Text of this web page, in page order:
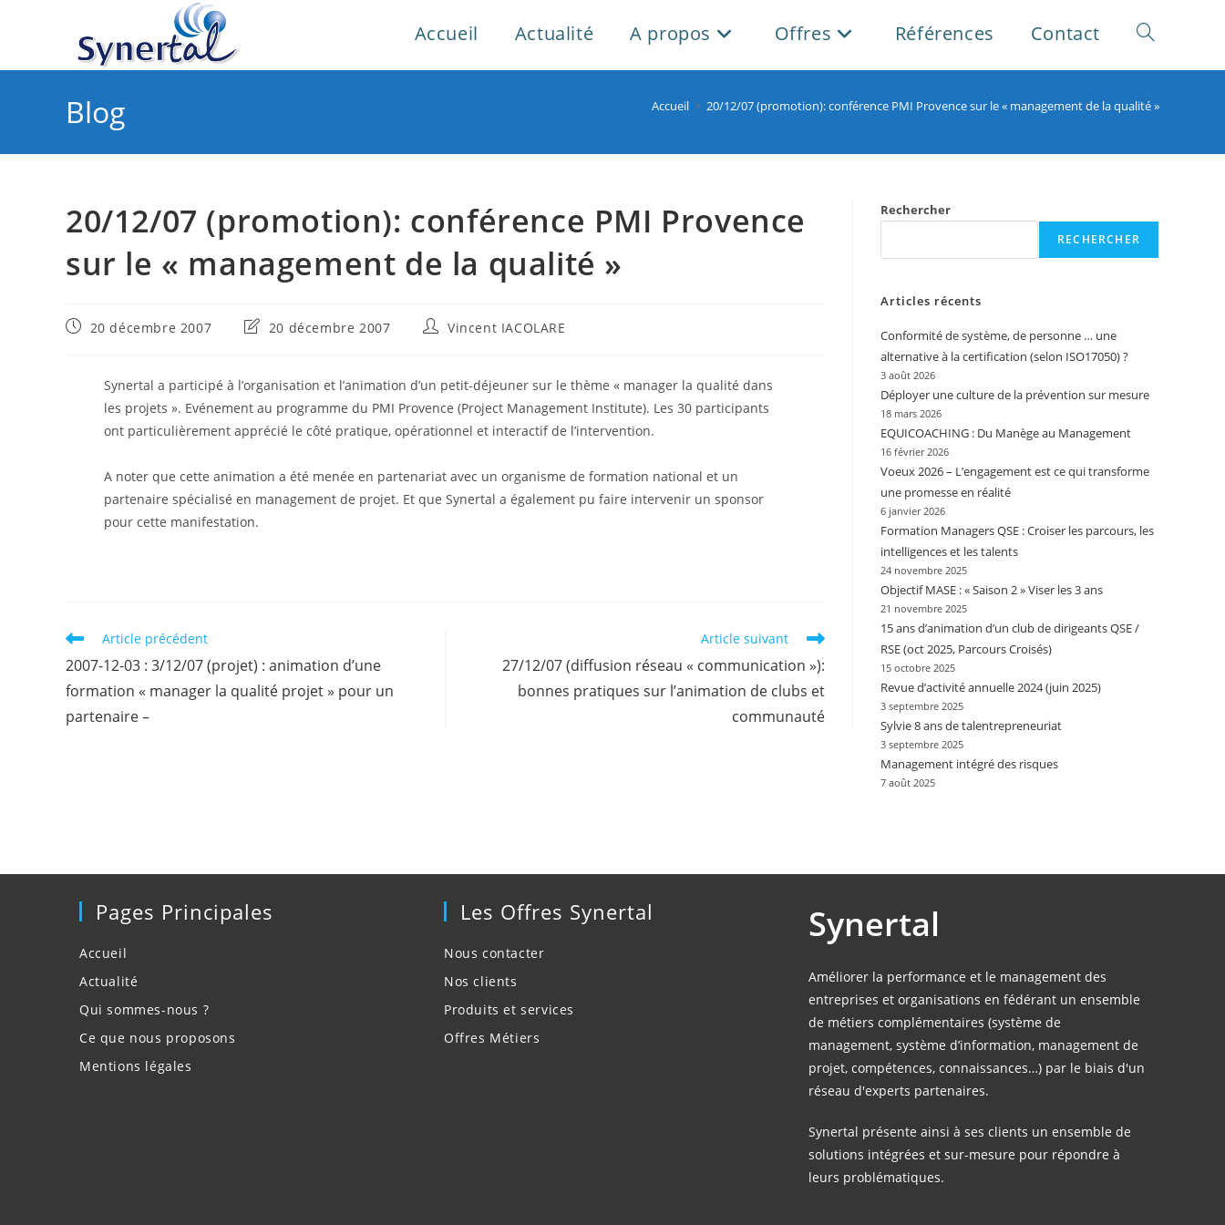
Accueil Actualité A propos Offres Références Contact Toggle
website
Blog Accueil > 20/12/07 (promotion): conférence PMI Provence sur le « management de la qualité »
20/12/07 (promotion): conférence PMI Provence
sur le « management de la qualité »
Publication
20 décembre 2007
Dernière
publication :
20 décembre 2007
Auteur/autrice
publication :
Vincent IACOLARE
Synertal a participé à l’organisation et l’animation d’un petit-déjeuner sur le thème « manager la qualité dans
les projets ». Evénement au programme du PMI Provence (Project Management Institute). Les 30 participants
ont particulièrement apprécié le côté pratique, opérationnel et interactif de l’intervention.
A noter que cette animation a été menée en partenariat avec un organisme de formation national et un
partenaire spécialisé en management de projet. Et que Synertal a également pu faire intervenir un sponsor
pour cette manifestation.
Read
articles
Article précédent
2007-12-03 : 3/12/07 (projet) : animation d’une
formation « manager la qualité projet » pour un
partenaire –
Article suivant
27/12/07 (diffusion réseau « communication »):
bonnes pratiques sur l’animation de clubs et
communauté
Rechercher
RECHERCHER
Articles récents
Conformité de système, de personne … une
alternative à la certification (selon ISO17050) ?
3 août 2026
Déployer une culture de la prévention sur mesure
18 mars 2026
EQUICOACHING : Du Manège au Management
16 février 2026
Voeux 2026 – L’engagement est ce qui transforme
une promesse en réalité
6 janvier 2026
Formation Managers QSE : Croiser les parcours, les
intelligences et les talents
24 novembre 2025
Objectif MASE : « Saison 2 » Viser les 3 ans
21 novembre 2025
15 ans d’animation d’un club de dirigeants QSE /
RSE (oct 2025, Parcours Croisés)
15 octobre 2025
Revue d’activité annuelle 2024 (juin 2025)
3 septembre 2025
Sylvie 8 ans de talentrepreneuriat
3 septembre 2025
Management intégré des risques
7 août 2025
Pages Principales
Accueil
Actualité
Qui sommes-nous ?
Ce que nous proposons
Mentions légales
Les Offres Synertal
Nous contacter
Nos clients
Produits et services
Offres Métiers
Synertal
Améliorer la performance et le management des
entreprises et organisations en fédérant un ensemble
de métiers complémentaires (système de
management, système d’information, management de
projet, compétences, connaissances…) par le biais d'un
réseau d'experts partenaires.
Synertal présente ainsi à ses clients un ensemble de
solutions intégrées et sur-mesure pour répondre à
leurs problématiques.